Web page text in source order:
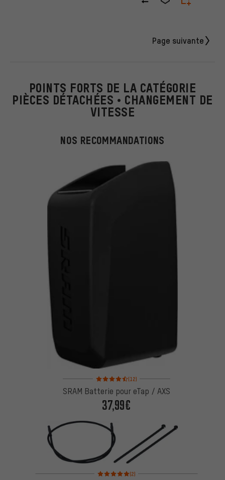
Page suivante
POINTS FORTS DE LA CATÉGORIE
PIÈCES DÉTACHÉES • CHANGEMENT DE
VITESSE
NOS RECOMMANDATIONS
Note moyenne : 4,5 sur 5 d'après 12 avis
(12)
SRAM Batterie pour eTap / AXS
37,99€
Note moyenne : 5 sur 5 d'après 2 avis
(2)